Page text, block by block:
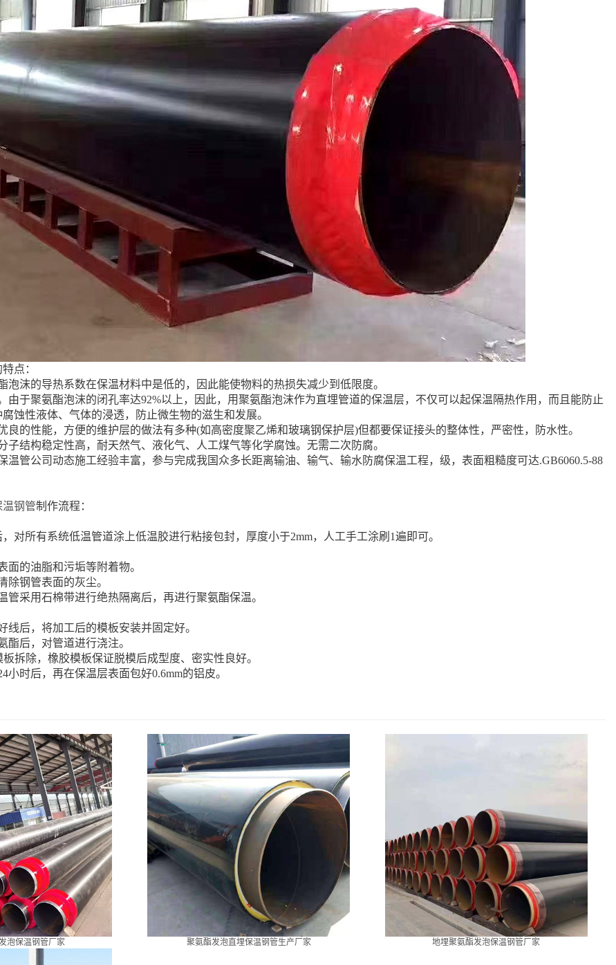
点：
泡沫的导热系数在保温材料中是低的，因此能使物料的热损失减少到低限度。
由于聚氨酯泡沫的闭孔率达92%以上，因此，用聚氨酯泡沫作为直埋管道的保温层，不仅可以起保温隔热作用，而且能防止
蚀性液体、气体的浸透，防止微生物的滋生和发展。
良的性能，方便的维护层的做法有多种(如高密度聚乙烯和玻璃钢保护层)但都要保证接头的整体性，严密性，防水性。
子结构稳定性高，耐天然气、液化气、人工煤气等化学腐蚀。无需二次防腐。
温管公司动态施工经验丰富，参与完成我国众多长距离输油、输气、输水防腐保温工程，级，表面粗糙度可达.GB6060.5-88
温钢管制作流程：
对所有系统低温管道涂上低温胶进行粘接包封，厚度小于2mm，人工手工涂刷1遍即可。
面的油脂和污垢等附着物。
除钢管表面的灰尘。
管采用石棉带进行绝热隔离后，再进行聚氨酯保温。
线后，将加工后的模板安装并固定好。
酯后，对管道进行浇注。
拆除，橡胶模板保证脱模后成型度、密实性良好。
小时后，再在保温层表面包好0.6mm的铝皮。
泡保温钢管厂家 聚氨酯发泡直埋保温钢管生产厂家 地埋聚氨酯发泡保温钢管厂家